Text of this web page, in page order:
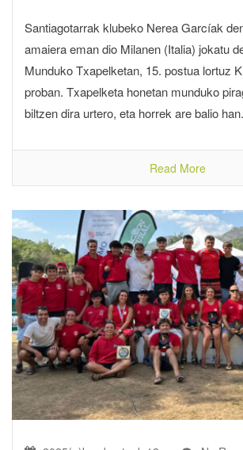
Santiagotarrak klubeko Nerea Garcíak
amaiera eman dio Milanen (Italia) jokatu
Munduko Txapelketan, 15. postua lortuz
proban. Txapelketa honetan munduko
biltzen dira urtero, eta horrek are balio
Read More